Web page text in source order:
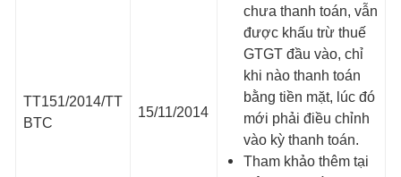
TT151/2014/TT
BTC
15/11/2014
chưa thanh toán, vẫn
được khấu trừ thuế
GTGT đầu vào, chỉ
khi nào thanh toán
bằng tiền mặt, lúc đó
mới phải điều chỉnh
vào kỳ thanh toán.
Tham khảo thêm tại